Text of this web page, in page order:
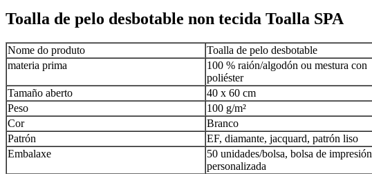
Toalla de pelo desbotable non tecida Toalla SPA
Nome do produto
Toalla de pelo desbotable
materia prima
100 % raión/algodón ou mestura con
poliéster
Tamaño aberto
40 x 60 cm
Peso
100 g/m²
Cor
Branco
Patrón
EF, diamante, jacquard, patrón liso
Embalaxe
50 unidades/bolsa, bolsa de impresión
personalizada